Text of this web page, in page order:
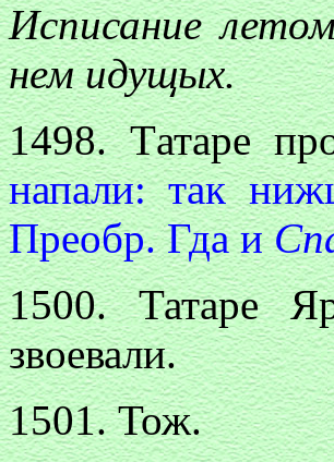
Исписание
нем идущых.
1498. Tатаре
напали: так
Преобр. Гда и
1500. Татаре
звоевали.
1501. Тож.